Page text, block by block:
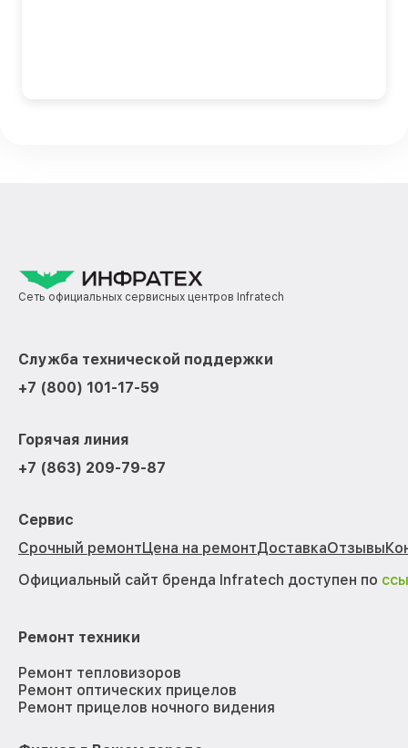
Сеть официальных сервисных центров Infratech
Служба технической поддержки
+7 (800) 101-17-59
Горячая линия
+7 (863) 209-79-87
Сервис
Срочный ремонтЦена на ремонтДоставкаОтзывы
Официальный сайт бренда Infratech доступен по
Ремонт техники
Ремонт тепловизоров
Ремонт оптических прицелов
Ремонт прицелов ночного видения